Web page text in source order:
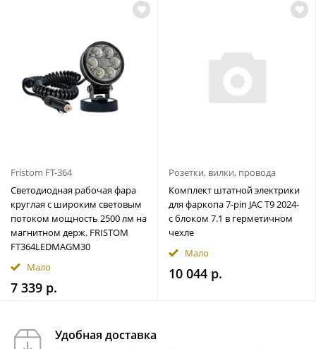
Fristom FT-364
Светодиодная рабочая фара
круглая с широким световым
потоком мощность 2500 лм на
магнитном держ. FRISTOM
FT364LEDMAGM30
Мало
7 339 р.
Розетки, вилки, провода
Комплект штатной электрики
для фаркопа 7-pin JAC T9 2024-
с блоком 7.1 в герметичном
чехле
Мало
10 044 р.
Удобная доставка